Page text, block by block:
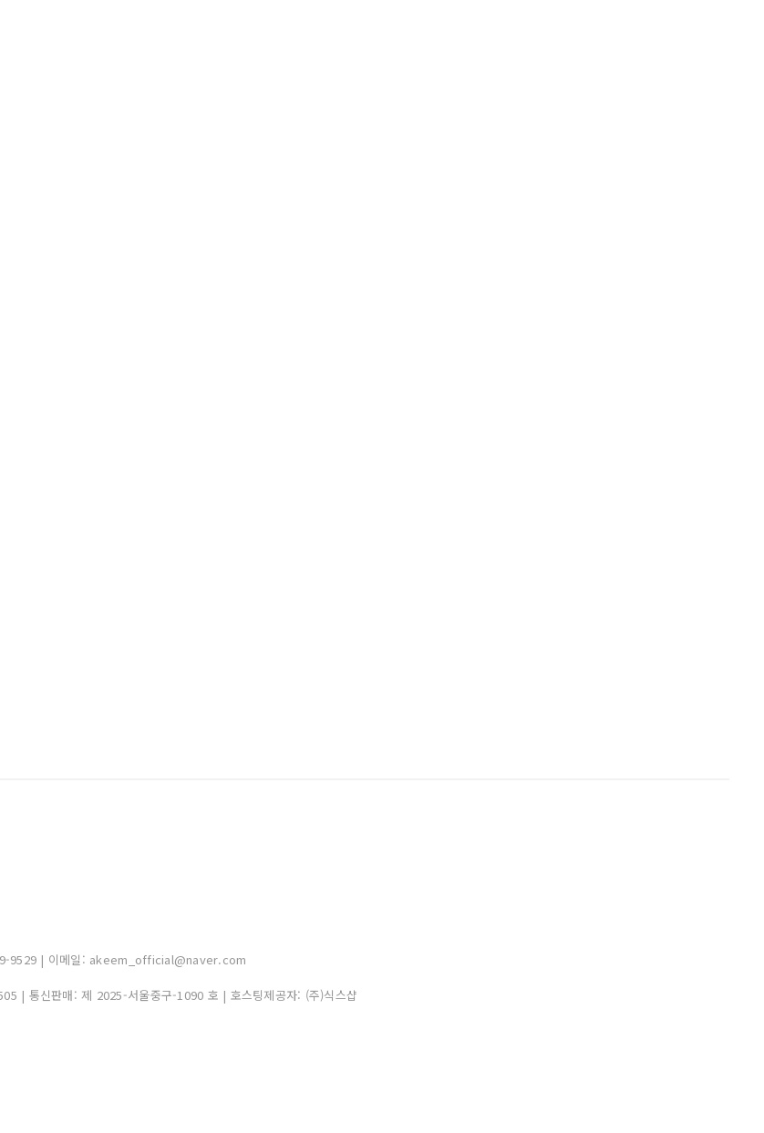
9529 | 이메일: akeem_official@naver.com
| 통신판매: 제 2025-서울중구-1090 호 | 호스팅제공자: (주)식스샵